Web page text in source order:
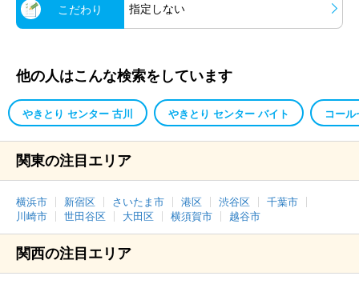
こだわり 指定しない
他の人はこんな検索をしています
やきとり センター 古川 やきとり センター バイト コー
関東の注目エリア
横浜市 新宿区 さいたま市 港区 渋谷区
千葉市
川崎市
世田谷区 大田区 横須賀市 越谷市
関西の注目エリア